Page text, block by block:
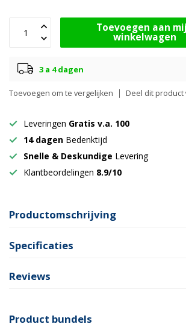
Toevoegen aan
winkelwagen
3 a 4 dagen
Toevoegen om te vergelijken Deel dit product
Leveringen Gratis v.a. 100
14 dagen Bedenktijd
Snelle & Deskundige Levering
Klantbeordelingen 8.9/10
Productomschrijving
Specificaties
Reviews
Product bundels